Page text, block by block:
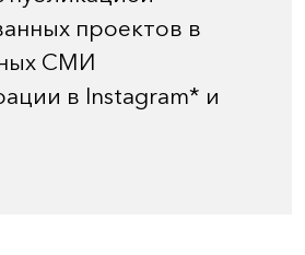
проектов в
СМИ
в Instagram* и